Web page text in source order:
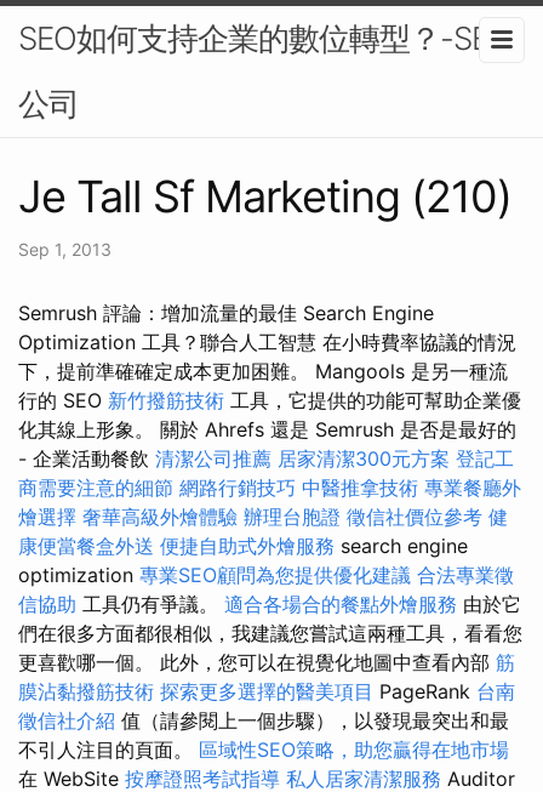
SEO如何支持企業的數位轉型？-SEO
公司
Je Tall Sf Marketing (210)
Sep 1, 2013
Semrush 評論：增加流量的最佳 Search Engine
Optimization 工具？聯合人工智慧 在小時費率協議的情況
下，提前準確確定成本更加困難。 Mangools 是另一種流
行的 SEO 新竹撥筋技術 工具，它提供的功能可幫助企業優
化其線上形象。 關於 Ahrefs 還是 Semrush 是否是最好的
- 企業活動餐飲 清潔公司推薦 居家清潔300元方案 登記工
商需要注意的細節 網路行銷技巧 中醫推拿技術 專業餐廳外
燴選擇 奢華高級外燴體驗 辦理台胞證 徵信社價位參考 健
康便當餐盒外送 便捷自助式外燴服務 search engine
optimization 專業SEO顧問為您提供優化建議 合法專業徵
信協助 工具仍有爭議。 適合各場合的餐點外燴服務 由於它
們在很多方面都很相似，我建議您嘗試這兩種工具，看看您
更喜歡哪一個。 此外，您可以在視覺化地圖中查看內部 筋
膜沾黏撥筋技術 探索更多選擇的醫美項目 PageRank 台南
徵信社介紹 值（請參閱上一個步驟），以發現最突出和最
不引人注目的頁面。 區域性SEO策略，助您贏得在地市場
在 WebSite 按摩證照考試指導 私人居家清潔服務 Auditor